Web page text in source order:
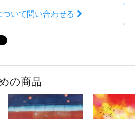
ついて問い合わせる
の商品